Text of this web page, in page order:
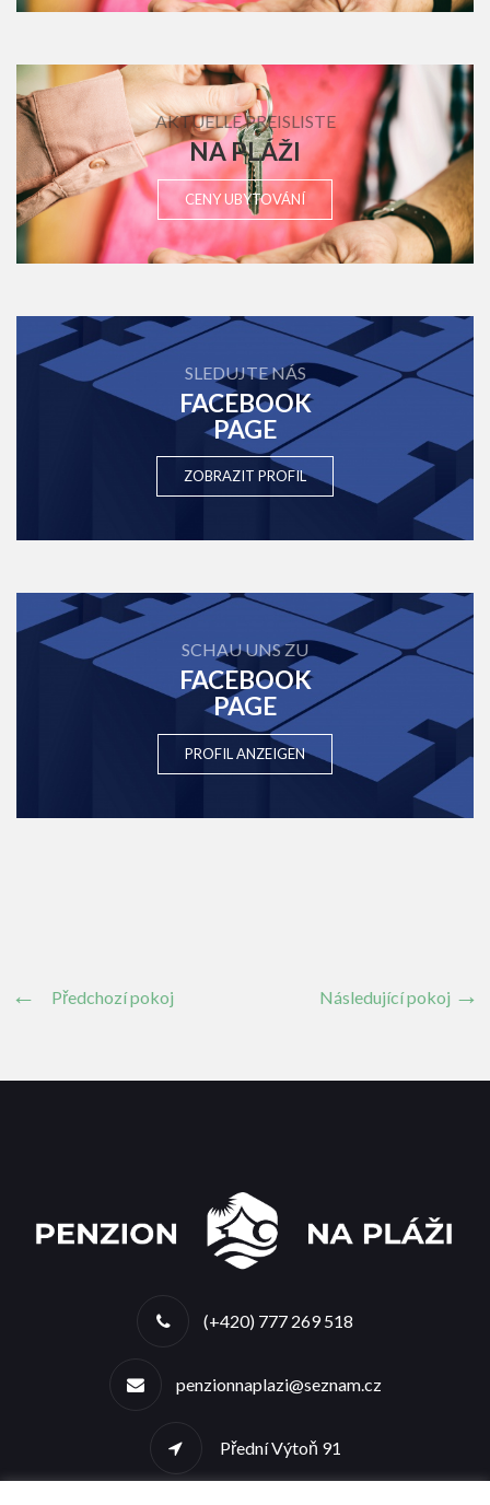
AKTUELLE PREISLISTE
NA PLÁŽI
CENY UBYTOVÁNÍ
SLEDUJTE NÁS
FACEBOOK
PAGE
ZOBRAZIT PROFIL
SCHAU UNS ZU
FACEBOOK
PAGE
PROFIL ANZEIGEN
Předchozí pokoj Následující pokoj
(+420) 777 269 518
penzionnaplazi@seznam.cz
Přední Výtoň 91